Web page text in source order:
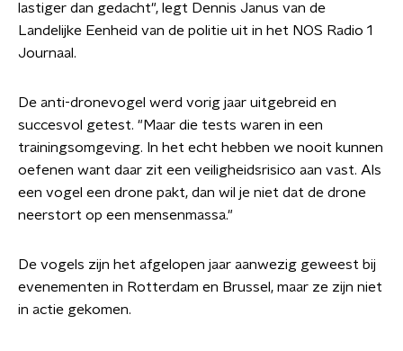
lastiger dan gedacht", legt Dennis Janus van de
Landelijke Eenheid van de politie uit in het NOS Radio 1
Journaal.
De anti-dronevogel werd vorig jaar uitgebreid en
succesvol getest. "Maar die tests waren in een
trainingsomgeving. In het echt hebben we nooit kunnen
oefenen want daar zit een veiligheidsrisico aan vast. Als
een vogel een drone pakt, dan wil je niet dat de drone
neerstort op een mensenmassa."
De vogels zijn het afgelopen jaar aanwezig geweest bij
evenementen in Rotterdam en Brussel, maar ze zijn niet
in actie gekomen.